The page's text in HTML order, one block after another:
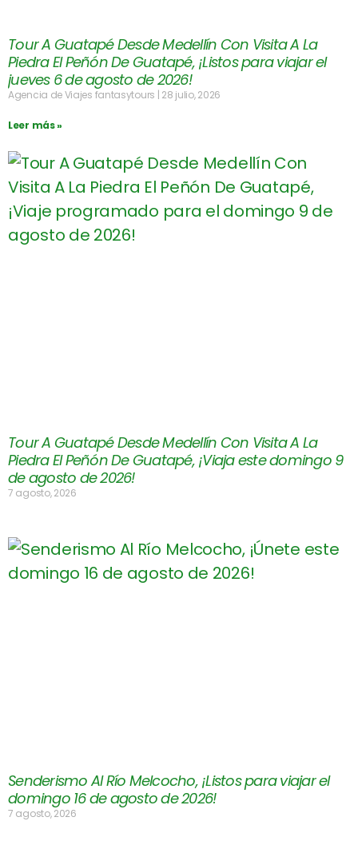
Tour A Guatapé Desde Medellín Con Visita A La
Piedra El Peñón De Guatapé, ¡Listos para viajar el
jueves 6 de agosto de 2026!
Agencia de Viajes fantasytours 28 julio, 2026
Leer más »
Tour A Guatapé Desde Medellín Con Visita A La
Piedra El Peñón De Guatapé, ¡Viaja este domingo 9
de agosto de 2026!
7 agosto, 2026
Senderismo Al Río Melcocho, ¡Listos para viajar el
domingo 16 de agosto de 2026!
7 agosto, 2026